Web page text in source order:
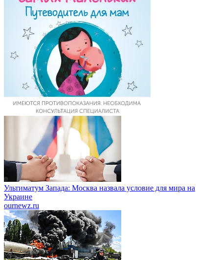
Ультиматум Запада: Москва назвала условие для мира на
Украине
ournewz.ru